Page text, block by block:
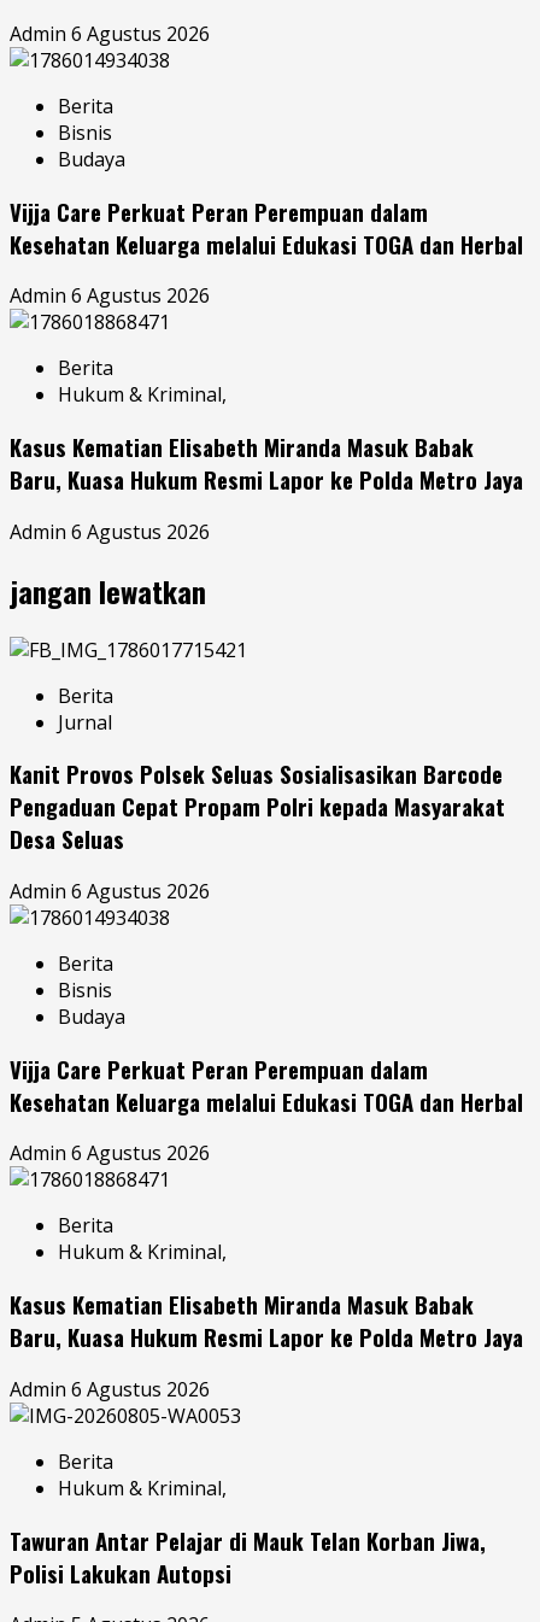
Admin 6 Agustus 2026
Berita
Bisnis
Budaya
Vijja Care Perkuat Peran Perempuan dalam
Kesehatan Keluarga melalui Edukasi TOGA dan Herbal
Admin 6 Agustus 2026
Berita
Hukum & Kriminal,
Kasus Kematian Elisabeth Miranda Masuk Babak
Baru, Kuasa Hukum Resmi Lapor ke Polda Metro Jaya
Admin 6 Agustus 2026
jangan lewatkan
Berita
Jurnal
Kanit Provos Polsek Seluas Sosialisasikan Barcode
Pengaduan Cepat Propam Polri kepada Masyarakat
Desa Seluas
Admin 6 Agustus 2026
Berita
Bisnis
Budaya
Vijja Care Perkuat Peran Perempuan dalam
Kesehatan Keluarga melalui Edukasi TOGA dan Herbal
Admin 6 Agustus 2026
Berita
Hukum & Kriminal,
Kasus Kematian Elisabeth Miranda Masuk Babak
Baru, Kuasa Hukum Resmi Lapor ke Polda Metro Jaya
Admin 6 Agustus 2026
Berita
Hukum & Kriminal,
Tawuran Antar Pelajar di Mauk Telan Korban Jiwa,
Polisi Lakukan Autopsi